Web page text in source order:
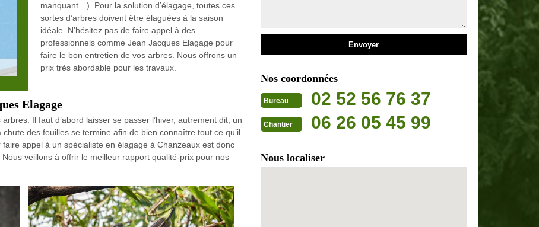
manquant…). Pour la solution d’élagage, toutes ces
sortes d’arbres doivent être élaguées à la saison
idéale. N’hésitez pas de faire appel à des
professionnels comme Jean Jacques Elagage pour
faire le bon entretien de vos arbres. Nous offrons un
prix très abordable pour les travaux.
Elagage
Il faut d’abord laisser se passer l’hiver, autrement dit, un
des feuilles se termine afin de bien connaître tout ce qu’il
appel à un spécialiste en élagage à Chanzeaux est donc
veillons à offrir le meilleur rapport qualité-prix pour nos
Nos coordonnées
Bureau 02 52 56 76 37
Chantier 06 26 05 45 99
Nous localiser